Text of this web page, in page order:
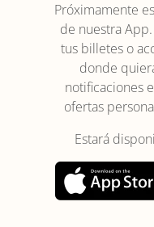
Próximamente
de nuestra
tus billetes o
donde
notificaciones
ofertas
Estará